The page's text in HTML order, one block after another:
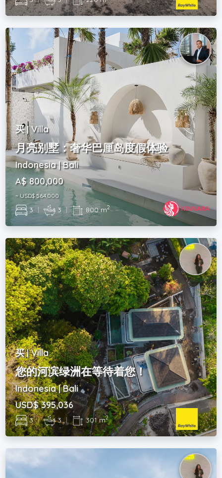
买 | Villa
月亮别墅：奢华巴厘岛度假体验
Indonesia | Bali
A$ 800,000
~ USD$ 564,000
3 | 3 | 800 m2
买 | Villa
您的河滨绿洲在等待着您！
Indonesia | Bali
USD$ 395,036
3 | 3 | 301 m2